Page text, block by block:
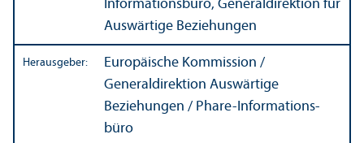
Informations­büro, Generaldirektion für
Auswärtige Beziehungen
Herausgeber:
Europäische Kommission /
Generaldirektion Auswärtige
Beziehungen / Phare-Informations­
büro